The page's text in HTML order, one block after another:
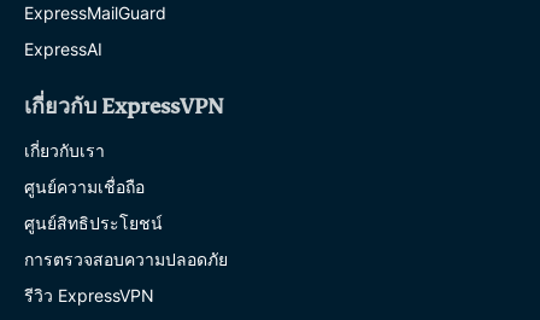
ExpressMailGuard
ExpressAI
เกี่ยวกับ ExpressVPN
เกี่ยวกับเรา
ศูนย์ความเชื่อถือ
ศูนย์สิทธิประโยชน์
การตรวจสอบความปลอดภัย
รีวิว ExpressVPN